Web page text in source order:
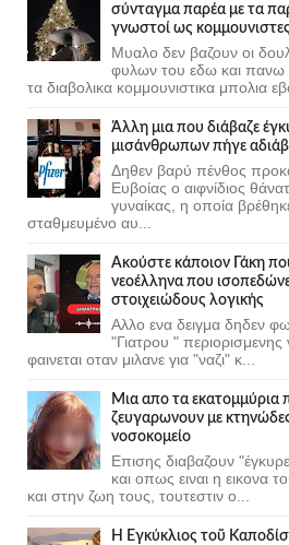
σύνταγμα παρέα με τα
γνωστοί ως κομμουνιστες
Μυαλο δεν βαζουν οι
φυλων του εδω και πανω
τα διαβολικα κομμουνιστικα μπολια
Άλλη μια που διάβαζε
μισάνθρωπων πήγε
Δηθεν βαρύ πένθος
Ευβοίας ο αιφνίδιος
γυναίκας, η οποία
σταθμευμένο αυ...
Ακούστε κάποιον Γάκη
νεοέλληνα που
στοιχειώδους λογικής
Αλλο ενα δειγμα δηδεν
"Γιατρου "
φαινεται οταν μιλανε για "ναζι" κ...
Μια απο τα εκατομμύρια
ζευγαρωνουν με
νοσοκομείο
Επισης διαβαζουν
και οπως ειναι η εικονα
και στην ζωη τους, τουτεστιν ο...
Ἡ Ἐγκύκλιος τοῦ